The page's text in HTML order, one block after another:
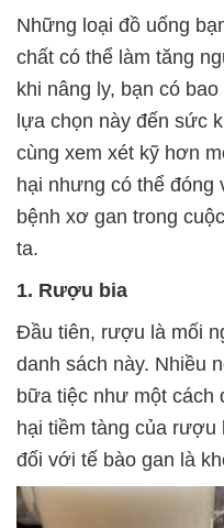
Những loại đồ uống
chất có thể làm tăng
khi nâng ly, bạn có
lựa chọn này đến sức
cùng xem xét kỹ hơn
hại nhưng có thể đóng
bệnh xơ gan trong
ta.
1. Rượu bia
Đầu tiên, rượu là mối
danh sách này. Nhiều
bữa tiệc như một cách
hại tiềm tàng của rượu
đối với tế bào gan là